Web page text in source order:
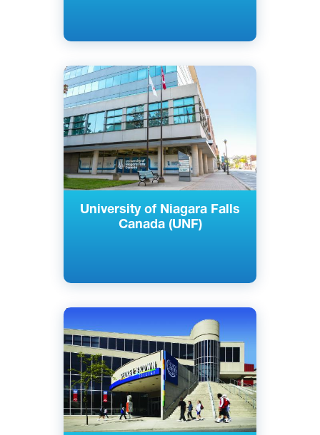
University of Niagara Falls
Canada (UNF)
Английский
Ниагара-Фолс, Канада
Частный
Английский
Торонто, Канада
Государственный